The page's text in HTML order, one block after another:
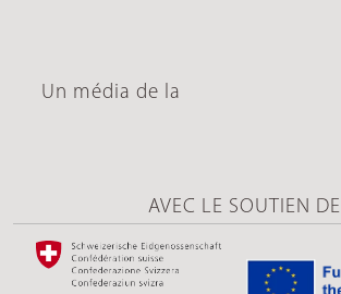
Un média de la
AVEC LE SOUTIEN DE